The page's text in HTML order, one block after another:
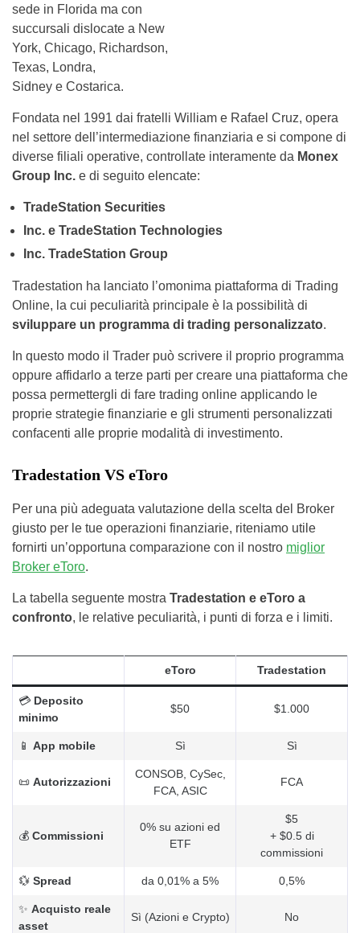
sede in Florida ma con
succursali dislocate a New
York, Chicago, Richardson,
Texas, Londra,
Sidney e Costarica.
Fondata nel 1991 dai fratelli William e Rafael Cruz, opera
nel settore dell’intermediazione finanziaria e si compone di
diverse filiali operative, controllate interamente da Monex
Group Inc. e di seguito elencate:
TradeStation Securities
Inc. e TradeStation Technologies
Inc. TradeStation Group
Tradestation ha lanciato l’omonima piattaforma di Trading
Online, la cui peculiarità principale è la possibilità di
sviluppare un programma di trading personalizzato.
In questo modo il Trader può scrivere il proprio programma
oppure affidarlo a terze parti per creare una piattaforma che
possa permettergli di fare trading online applicando le
proprie strategie finanziarie e gli strumenti personalizzati
confacenti alle proprie modalità di investimento.
Tradestation VS eToro
Per una più adeguata valutazione della scelta del Broker
giusto per le tue operazioni finanziarie, riteniamo utile
fornirti un’opportuna comparazione con il nostro miglior
Broker eToro.
La tabella seguente mostra Tradestation e eToro a
confronto, le relative peculiarità, i punti di forza e i limiti.
eToro Tradestation
💳 Deposito
minimo
$50 $1.000
📱 App mobile Sì Sì
📜 Autorizzazioni
CONSOB, CySec,
FCA, ASIC
FCA
💰 Commissioni
0% su azioni ed
ETF
$5
+ $0.5 di
commissioni
💱 Spread da 0,01% a 5% 0,5%
✨ Acquisto reale
asset
Sì (Azioni e Crypto) No